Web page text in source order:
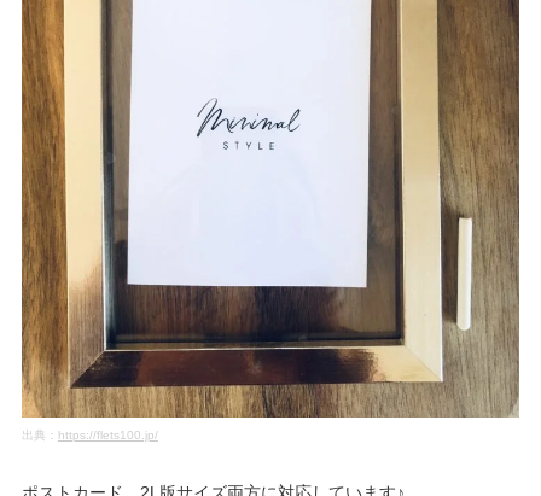
出典： https://flets100.jp/